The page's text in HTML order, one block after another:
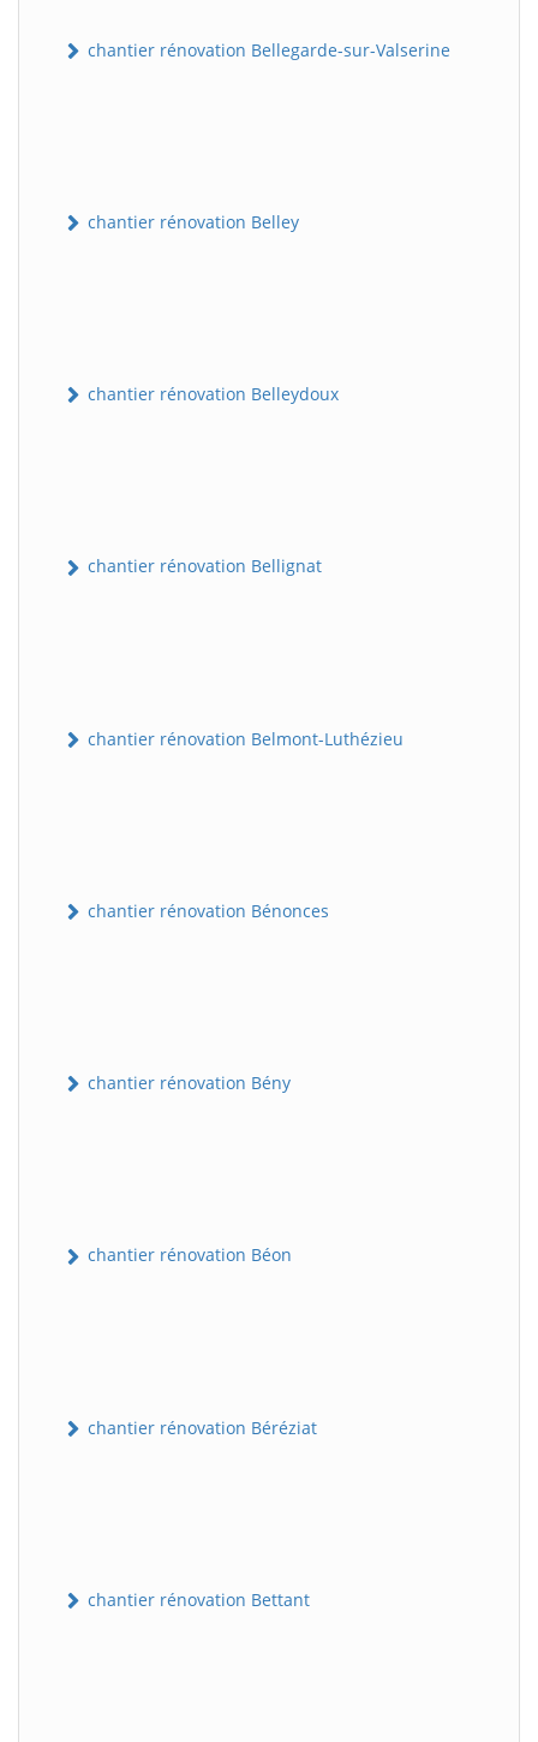
chantier rénovation Bellegarde-sur-Valserine
chantier rénovation Belley
chantier rénovation Belleydoux
chantier rénovation Bellignat
chantier rénovation Belmont-Luthézieu
chantier rénovation Bénonces
chantier rénovation Bény
chantier rénovation Béon
chantier rénovation Béréziat
chantier rénovation Bettant